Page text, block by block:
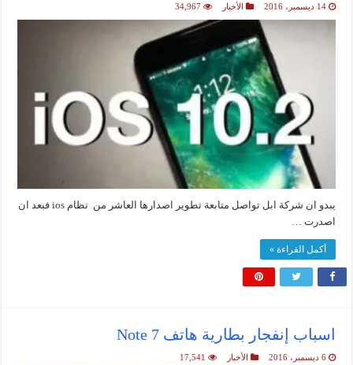
14 ديسمبر، 2016 الأخبار 34,967
يبدو ان شركة ابل تواصل متابعة تطوير اصدارها العاشر من نظام ios فبعد ان
اصدرت …
أكمل القراءة »
اسباب إنفجار بطارية هاتف Note 7
6 ديسمبر، 2016 الأخبار 17,541